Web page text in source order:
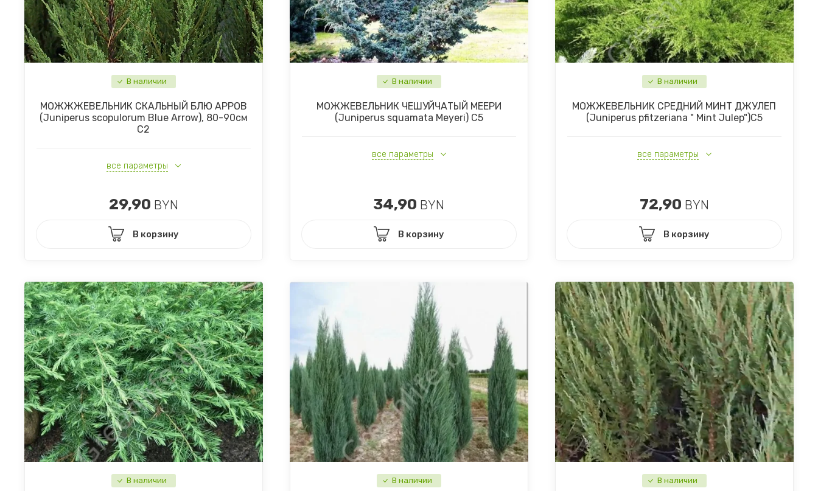
В наличии
МОЖЖЖЕВЕЛЬНИК СКАЛЬНЫЙ БЛЮ АРРОВ
(Juniperus scopulorum Blue Arrow), 80-90см
С2
все параметры
29,90 BYN
В корзину
В наличии
МОЖЖЕВЕЛЬНИК ЧЕШУЙЧАТЫЙ МЕЕРИ
(Juniperus squamata Meyeri) С5
все параметры
34,90 BYN
В корзину
В наличии
МОЖЖЕВЕЛЬНИК СРЕДНИЙ МИНТ ДЖУЛЕП
(Juniperus pfitzeriana " Mint Julep")С5
все параметры
72,90 BYN
В корзину
В наличии В наличии В наличии